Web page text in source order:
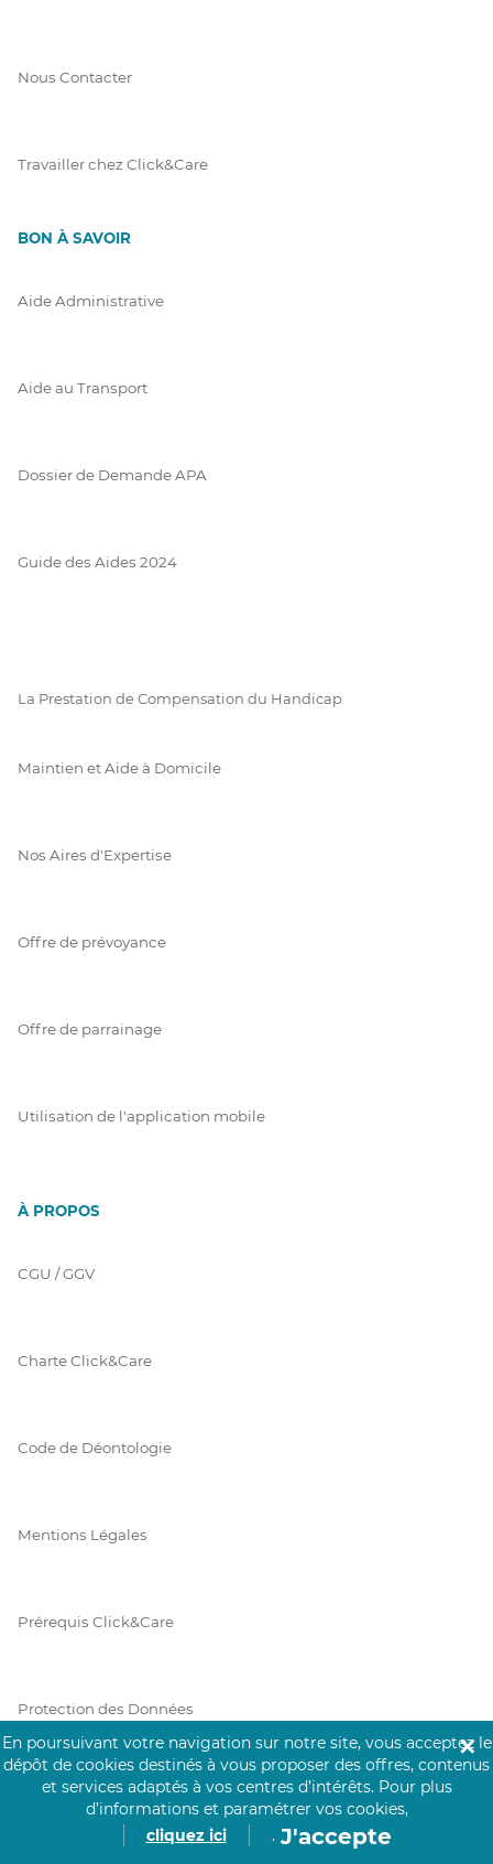
Nous Contacter
Travailler chez Click&Care
BON À SAVOIR
Aide Administrative
Aide au Transport
Dossier de Demande APA
Guide des Aides 2024
La Prestation de Compensation du Handicap
Maintien et Aide à Domicile
Nos Aires d'Expertise
Offre de prévoyance
Offre de parrainage
Utilisation de l'application mobile
À PROPOS
CGU / GGV
Charte Click&Care
Code de Déontologie
Mentions Légales
Prérequis Click&Care
Protection des Données
Vie Privée
En poursuivant votre navigation sur notre site, vous acceptez le
dépôt de cookies destinés à vous proposer des offres, contenus
et services adaptés à vos centres d’intérêts. Pour plus
d’informations et paramétrer vos cookies,
cliquez ici
. J'accepte
✕